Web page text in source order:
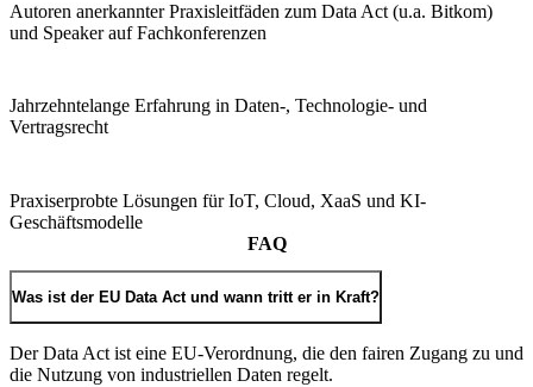
Autoren anerkannter Praxisleitfäden zum Data Act (u.a. Bitkom)
und Speaker auf Fachkonferenzen
Jahrzehntelange Erfahrung in Daten-, Technologie- und
Vertragsrecht
Praxiserprobte Lösungen für IoT, Cloud, XaaS und KI-
Geschäftsmodelle
FAQ
Was ist der EU Data Act und wann tritt er in Kraft?
Der Data Act ist eine EU-Verordnung, die den fairen Zugang zu und
die Nutzung von industriellen Daten regelt.